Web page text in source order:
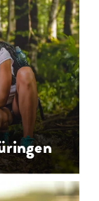
für
Auszeit
Wald,